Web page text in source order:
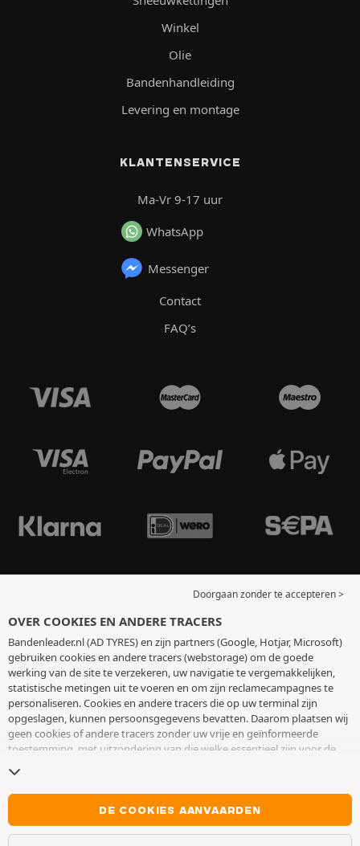
Winkel
Olie
Bandenhandleiding
Levering en montage
KLANTENSERVICE
Ma-Vr 9-17 uur
WhatsApp
Messenger
Contact
FAQ’s
Doorgaan zonder te accepteren >
OVER COOKIES EN ANDERE TRACERS
Bandenleader.nl (AD TYRES) en zijn partners (Google, Hotjar, Microsoft)
gebruiken cookies en andere tracers (webstorage) om de goede
werking van de site te verzekeren, uw navigatie te vergemakkelijken,
statistische metingen uit te voeren en om zijn reclamecampagnes te
personaliseren. Cookies en andere tracers die op uw terminal zijn
opgeslagen, kunnen persoonsgegevens bevatten. Daarom plaatsen wij
geen cookies of andere tracers zonder uw vrije en geïnformeerde
toestemming, met uitzondering van die welke essentieel zijn voor de
toestemming op elk moment intrekken door naar de pagina over
cookies en andere tracerste gaan. U kunt ervoor kiezen om verder te
surfen zonder het deponeren van cookies of andere tracers te
aanvaarden. Weigering verhindert de toegang tot diensten niet AD
TYRES. Voor meer informatie,
DE COOKIES AANVAARDEN